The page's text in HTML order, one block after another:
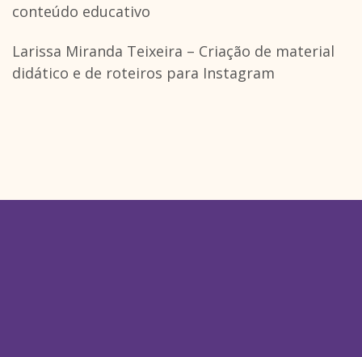
conteúdo educativo
Larissa Miranda Teixeira – Criação de material
didático e de roteiros para Instagram